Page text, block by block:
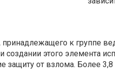
к группе
этого элемента
защиту от взлома. Более